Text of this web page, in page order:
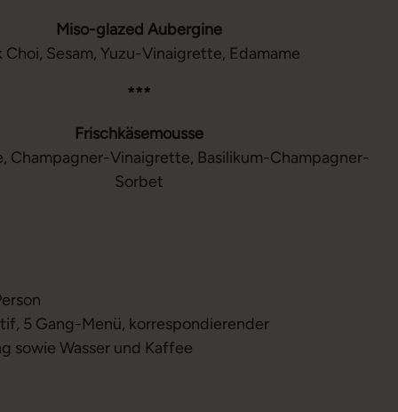
Miso-glazed Aubergine
Choi, Sesam, Yuzu-Vinaigrette, Edamame
***
Frischkäsemousse
Champagner-Vinaigrette, Basilikum-Champagner-
Sorbet
5 Gang-Menü, korrespondierender
sowie Wasser und Kaffee